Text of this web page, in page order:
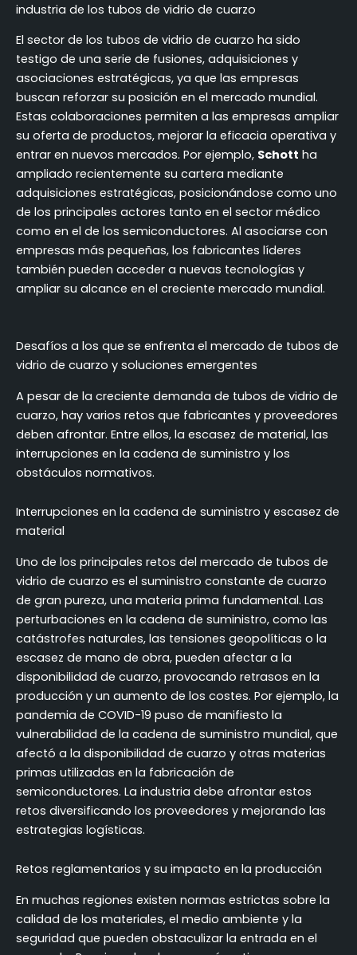
industria de los tubos de vidrio de cuarzo
El sector de los tubos de vidrio de cuarzo ha sido
testigo de una serie de fusiones, adquisiciones y
asociaciones estratégicas, ya que las empresas
buscan reforzar su posición en el mercado mundial.
Estas colaboraciones permiten a las empresas ampliar
su oferta de productos, mejorar la eficacia operativa y
entrar en nuevos mercados. Por ejemplo, Schott ha
ampliado recientemente su cartera mediante
adquisiciones estratégicas, posicionándose como uno
de los principales actores tanto en el sector médico
como en el de los semiconductores. Al asociarse con
empresas más pequeñas, los fabricantes líderes
también pueden acceder a nuevas tecnologías y
ampliar su alcance en el creciente mercado mundial.
Desafíos a los que se enfrenta el mercado de tubos de
vidrio de cuarzo y soluciones emergentes
A pesar de la creciente demanda de tubos de vidrio de
cuarzo, hay varios retos que fabricantes y proveedores
deben afrontar. Entre ellos, la escasez de material, las
interrupciones en la cadena de suministro y los
obstáculos normativos.
Interrupciones en la cadena de suministro y escasez de
material
Uno de los principales retos del mercado de tubos de
vidrio de cuarzo es el suministro constante de cuarzo
de gran pureza, una materia prima fundamental. Las
perturbaciones en la cadena de suministro, como las
catástrofes naturales, las tensiones geopolíticas o la
escasez de mano de obra, pueden afectar a la
disponibilidad de cuarzo, provocando retrasos en la
producción y un aumento de los costes. Por ejemplo, la
pandemia de COVID-19 puso de manifiesto la
vulnerabilidad de la cadena de suministro mundial, que
afectó a la disponibilidad de cuarzo y otras materias
primas utilizadas en la fabricación de
semiconductores. La industria debe afrontar estos
retos diversificando los proveedores y mejorando las
estrategias logísticas.
Retos reglamentarios y su impacto en la producción
En muchas regiones existen normas estrictas sobre la
calidad de los materiales, el medio ambiente y la
seguridad que pueden obstaculizar la entrada en el